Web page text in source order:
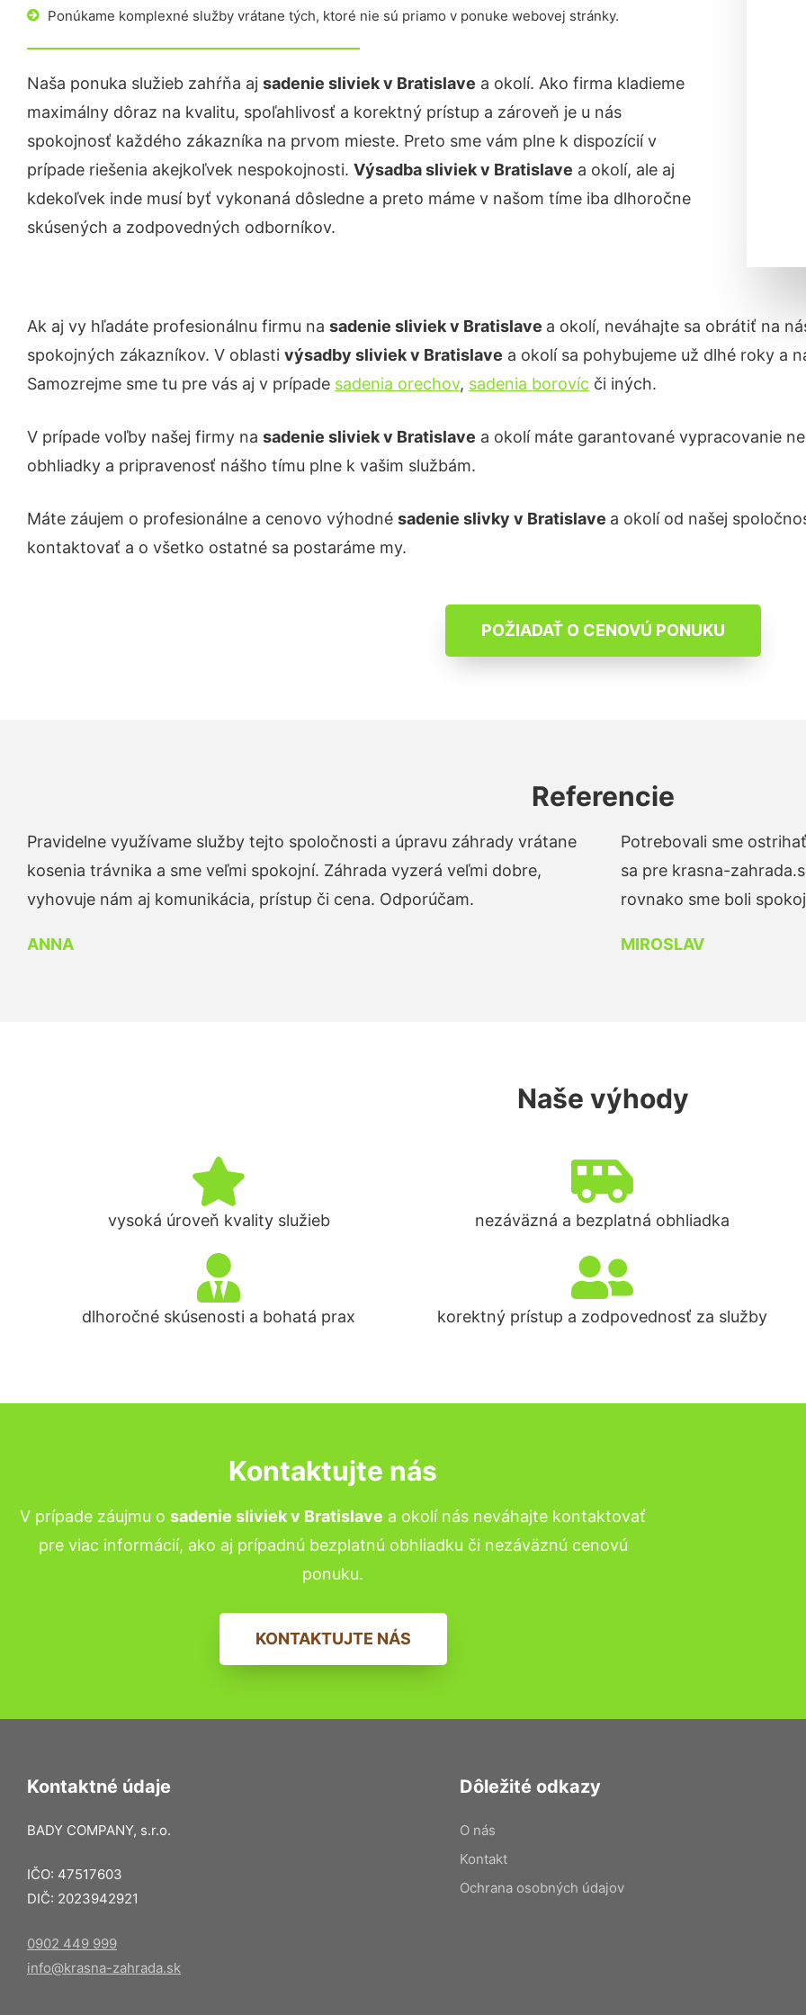
Ponúkame komplexné služby vrátane tých, ktoré nie sú priamo v ponuke webovej stránky.
Naša ponuka služieb zahŕňa aj sadenie sliviekv Bratislave a okolí. Ako firma kladieme
maximálny dôraz na kvalitu, spoľahlivosť a korektný prístup a zároveň je u nás
spokojnosť každého zákazníka na prvom mieste. Preto sme vám plne k dispozícií v
prípade riešenia akejkoľvek nespokojnosti. Výsadba sliviek v Bratislave a okolí, ale aj
kdekoľvek inde musí byť vykonaná dôsledne a preto máme v našom tíme iba dlhoročne
skúsených a zodpovedných odborníkov.
Ak aj vy hľadáte profesionálnu firmu na sadenie sliviek v Bratislave a okolí, neváhajte sa obrátiť na
spokojných zákazníkov. V oblasti výsadby sliviek v Bratislave a okolí sa pohybujeme už dlhé roky a
Samozrejme sme tu pre vás aj v prípade sadenia orechov, sadenia borovíc či iných.
V prípade voľby našej firmy na sadenie sliviekv Bratislave a okolí máte garantované vypracovanie
obhliadky a pripravenosť nášho tímu plne k vašim službám.
Máte záujem o profesionálne a cenovo výhodné sadenie slivky v Bratislave a okolí od našej
kontaktovať a o všetko ostatné sa postaráme my.
POŽIADAŤ O CENOVÚ PONUKU
Referencie
Pravidelne využívame služby tejto spoločnosti a úpravu záhrady vrátane
kosenia trávnika a sme veľmi spokojní. Záhrada vyzerá veľmi dobre,
vyhovuje nám aj komunikácia, prístup či cena. Odporúčam.
ANNA
Potrebovali sme
sa pre krasna-
rovnako sme boli
MIROSLAV
Naše výhody
vysoká úroveň kvality služieb nezáväzná a bezplatná obhliadka
dlhoročné skúsenosti a bohatá prax korektný prístup a zodpovednosť za služby
Kontaktujte nás
V prípade záujmu o sadenie sliviek v Bratislave a okolí nás neváhajte kontaktovať
pre viac informácií, ako aj prípadnú bezplatnú obhliadku či nezáväznú cenovú
ponuku.
KONTAKTUJTE NÁS
Kontaktné údaje
BADY COMPANY, s.r.o.
IČO: 47517603
DIČ: 2023942921
0902 449 999
info@krasna-zahrada.sk
Dôležité odkazy
O nás
Kontakt
Ochrana osobných údajov